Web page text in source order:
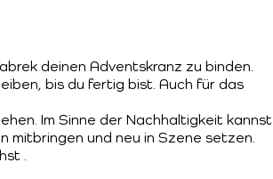
deinen Adventskranz zu binden.
bis du fertig bist. Auch für das
Im Sinne der Nachhaltigkeit kannst
mitbringen und neu in Szene setzen.
.